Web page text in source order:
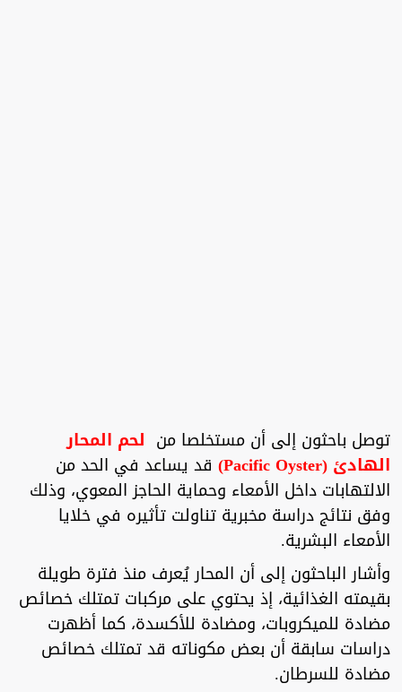
توصل باحثون إلى أن مستخلصا من لحم المحار
الهادئ (Pacific Oyster)
قد يساعد في الحد من
الالتهابات داخل الأمعاء وحماية الحاجز المعوي، وذلك
وفق نتائج دراسة مخبرية تناولت تأثيره في خلايا
الأمعاء البشرية.
وأشار الباحثون إلى أن المحار يُعرف منذ فترة طويلة
بقيمته الغذائية، إذ يحتوي على مركبات تمتلك خصائص
مضادة للميكروبات، ومضادة للأكسدة، كما أظهرت
دراسات سابقة أن بعض مكوناته قد تمتلك خصائص
مضادة للسرطان.